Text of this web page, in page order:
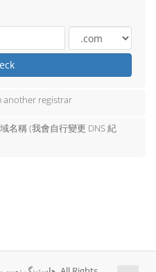
another registrar
名稱 (我會自行變更 DNS 紀